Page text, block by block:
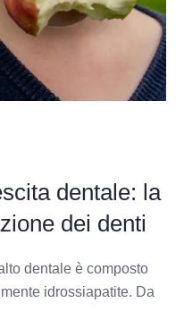
dentale: la
dei denti
dentale è composto
idrossiapatite. Da